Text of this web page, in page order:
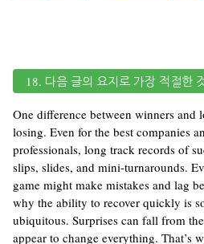
18. 다음 글의 요지로 가장 적절한
One difference between winners and
losing. Even for the best companies
professionals, long track records of
slips, slides, and mini-turnarounds.
game might make mistakes and lag
why the ability to recover quickly is
ubiquitous. Surprises can fall from
appear to change everything. That’s